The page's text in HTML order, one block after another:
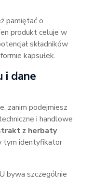
pamiętać o
produkt celuje w
składników
kapsułek.
i dane
zanim podejmiesz
i handlowe
z herbaty
tym identyfikator
bywa szczególnie